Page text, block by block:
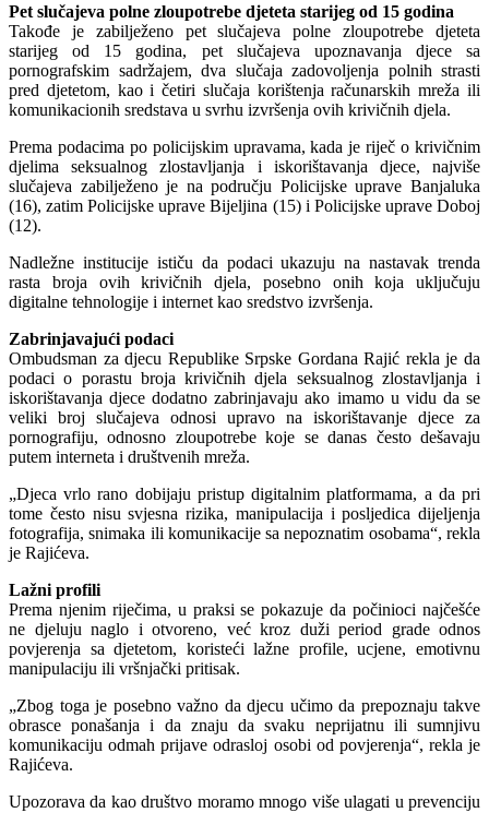
Pet slučajeva polne zloupotrebe djeteta starijeg od 15 godina
Takođe je zabilježeno pet slučajeva polne zloupotrebe djeteta
starijeg od 15 godina, pet slučajeva upoznavanja djece sa
pornografskim sadržajem, dva slučaja zadovoljenja polnih strasti
pred djetetom, kao i četiri slučaja korištenja računarskih mreža ili
komunikacionih sredstava u svrhu izvršenja ovih krivičnih djela.
Prema podacima po policijskim upravama, kada je riječ o krivičnim
djelima seksualnog zlostavljanja i iskorištavanja djece, najviše
slučajeva zabilježeno je na području Policijske uprave Banjaluka
(16), zatim Policijske uprave Bijeljina (15) i Policijske uprave Doboj
(12).
Nadležne institucije ističu da podaci ukazuju na nastavak trenda
rasta broja ovih krivičnih djela, posebno onih koja uključuju
digitalne tehnologije i internet kao sredstvo izvršenja.
Zabrinjavajući podaci
Ombudsman za djecu Republike Srpske Gordana Rajić rekla je da
podaci o porastu broja krivičnih djela seksualnog zlostavljanja i
iskorištavanja djece dodatno zabrinjavaju ako imamo u vidu da se
veliki broj slučajeva odnosi upravo na iskorištavanje djece za
pornografiju, odnosno zloupotrebe koje se danas često dešavaju
putem interneta i društvenih mreža.
„Djeca vrlo rano dobijaju pristup digitalnim platformama, a da pri
tome često nisu svjesna rizika, manipulacija i posljedica dijeljenja
fotografija, snimaka ili komunikacije sa nepoznatim osobama“, rekla
je Rajićeva.
Lažni profili
Prema njenim riječima, u praksi se pokazuje da počinioci najčešće
ne djeluju naglo i otvoreno, već kroz duži period grade odnos
povjerenja sa djetetom, koristeći lažne profile, ucjene, emotivnu
manipulaciju ili vršnjački pritisak.
„Zbog toga je posebno važno da djecu učimo da prepoznaju takve
obrasce ponašanja i da znaju da svaku neprijatnu ili sumnjivu
komunikaciju odmah prijave odrasloj osobi od povjerenja“, rekla je
Rajićeva.
Upozorava da kao društvo moramo mnogo više ulagati u prevenciju